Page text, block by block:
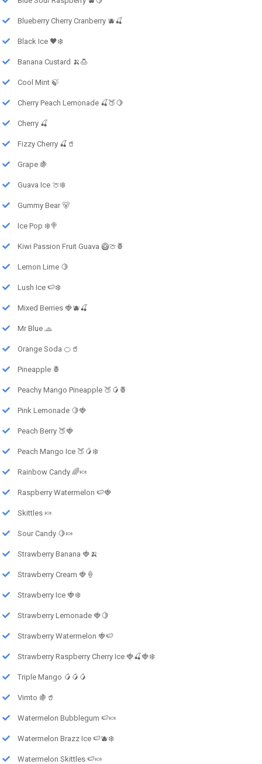
Blueberry Cherry Cranberry 🫐🍒
Black Ice 🖤❄️
Banana Custard 🍌🍮
Cool Mint 🍃
Cherry Peach Lemonade 🍒🍑🍋
Cherry 🍒
Fizzy Cherry 🍒🥤
Grape 🍇
Guava Ice 🍈❄️
Gummy Bear 🐻
Ice Pop ❄️🍭
Kiwi Passion Fruit Guava 🥝🍈🍍
Lemon Lime 🍋
Lush Ice 🍉❄️
Mixed Berries 🍓🫐🍒
Mr Blue 🧢
Orange Soda 🍊🥤
Pineapple 🍍
Peachy Mango Pineapple 🍑🥭🍍
Pink Lemonade 🍋🍓
Peach Berry 🍑🍓
Peach Mango Ice 🍑🥭❄️
Rainbow Candy 🌈🍬
Raspberry Watermelon 🍉🍓
Skittles 🍬
Sour Candy 🍋🍬
Strawberry Banana 🍓🍌
Strawberry Cream 🍓🍦
Strawberry Ice 🍓❄️
Strawberry Lemonade 🍓🍋
Strawberry Watermelon 🍓🍉
Strawberry Raspberry Cherry Ice 🍓🍒🍓❄️
Triple Mango 🥭🥭🥭
Vimto 🍇🥤
Watermelon Bubblegum 🍉🍬
Watermelon Brazz Ice 🍉🫐❄️
Watermelon Skittles 🍉🍬